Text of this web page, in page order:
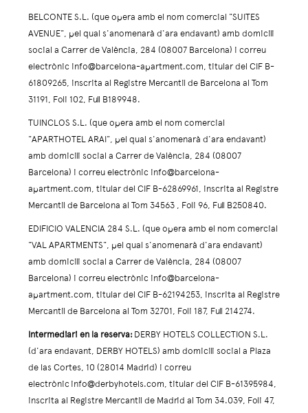
BELCONTE S.L. (que opera amb el nom comercial "SUITES
AVENUE", pel qual s'anomenarà d'ara endavant) amb domicili
social a Carrer de València, 284 (08007 Barcelona) i correu
electrònic info@barcelona-apartment.com, titular del CIF B-
61809265, inscrita al Registre Mercantil de Barcelona al Tom
31191, Foli 102, Full B189948.
TUINCLOS S.L. (que opera amb el nom comercial
"APARTHOTEL ARAI", pel qual s'anomenarà d'ara endavant)
amb domicili social a Carrer de València, 284 (08007
Barcelona) i correu electrònic info@barcelona-
apartment.com, titular del CIF B-62869961, inscrita al Registre
Mercantil de Barcelona al Tom 34563 , Foli 96, Full B250840.
EDIFICIO VALENCIA 284 S.L. (que opera amb el nom comercial
"VAL APARTMENTS", pel qual s'anomenarà d'ara endavant)
amb domicili social a Carrer de València, 284 (08007
Barcelona) i correu electrònic info@barcelona-
apartment.com, titular del CIF B-62194253, inscrita al Registre
Mercantil de Barcelona al Tom 32701, Foli 187, Full 214274.
Intermediari en la reserva: DERBY HOTELS COLLECTION S.L.
(d'ara endavant, DERBY HOTELS) amb domicili social a Plaza
de las Cortes, 10 (28014 Madrid) i correu
electrònic info@derbyhotels.com, titular del CIF B-61395984,
inscrita al Registre Mercantil de Madrid al Tom 34.039, Foli 47,